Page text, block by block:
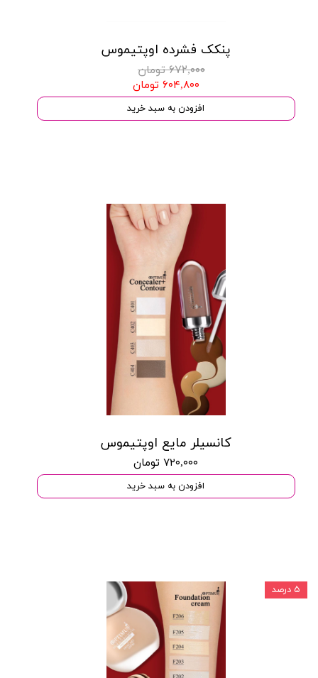
پنکک فشرده اوپتیموس
۶۷۲,۰۰۰ تومان
۶۰۴,۸۰۰ تومان
افزودن به سبد خرید
کانسیلر مایع اوپتیموس
۷۲۰,۰۰۰ تومان
افزودن به سبد خرید
۵ درصد